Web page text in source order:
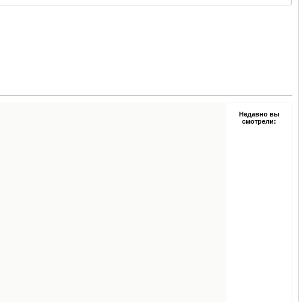
Недавно вы
смотрели: